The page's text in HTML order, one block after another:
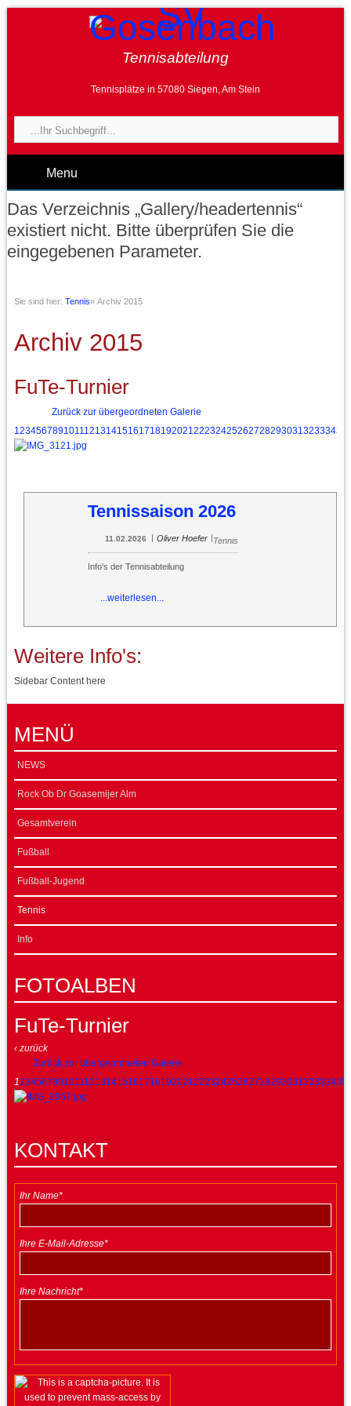
Tennisabteilung
Tennisplätze in 57080 Siegen, Am Stein
Menu
Das Verzeichnis „Gallery/headertennis“
existiert nicht. Bitte überprüfen Sie die
eingegebenen Parameter.
Sie sind hier: Tennis» Archiv 2015
Archiv 2015
FuTe-Turnier
Zurück zur übergeordneten Galerie
1 234567891011 12131415161718192021 22232425262728293031 32333435
Tennissaison 2026
| Oliver Hoefer |Tennis
Info's der Tennisabteilung
...weiterlesen...
Weitere Info's:
Sidebar Content here
MENÜ
NEWS
Rock Ob Dr Goasemijer Alm
Gesamtverein
Fußball
Fußball-Jugend
Tennis
Info
FOTOALBEN
FuTe-Turnier
‹ zurück
Zurück zur übergeordneten Galerie
1234567891011121314151617181920212223242526272829303132333435
KONTAKT
Ihr Name*
Ihre E-Mail-Adresse*
Ihre Nachricht*